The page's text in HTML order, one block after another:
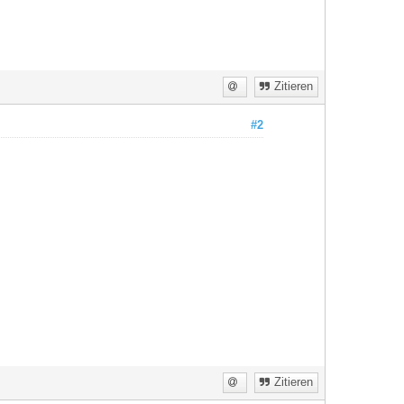
Zitieren
#2
Zitieren